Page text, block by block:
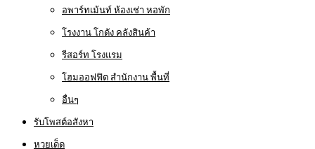
อพาร์ทเม้นท์ ห้องเช่า หอพัก
โรงงาน โกดัง คลังสินค้า
รีสอร์ท โรงแรม
โฮมออฟฟิต สำนักงาน พื้นที่
อื่นๆ
รับโพสต์อสังหา
หวยเด็ด